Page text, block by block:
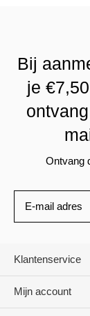
Bij
je
Ontvang
Klantenservice
Mijn account